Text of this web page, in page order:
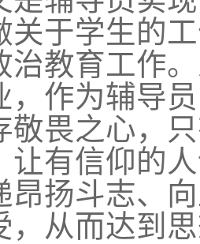
关于学生的
治教育工作
，作为辅导
敬畏之心，
让有信仰的
昂扬斗志、
，从而达到